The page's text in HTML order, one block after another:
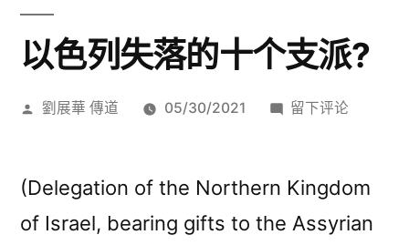
以色列失落的十个支派?
发
劉展華 傳道 05/30/2021
于
列
落
留下评论
(Delegation of the Northern Kingdom
of Israel, bearing gifts to the Assyrian